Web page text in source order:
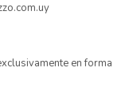
en forma